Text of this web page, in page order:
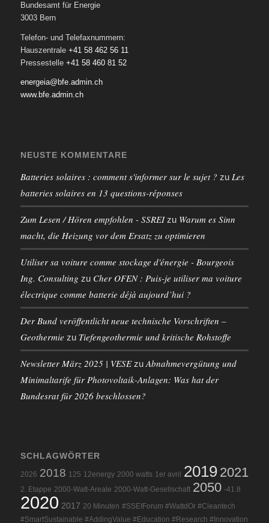
Bundesamt für Energie
3003 Bern
Telefon- und Telefaxnummern:
Hauszentrale +41 58 462 56 11
Pressestelle +41 58 460 81 52
energeia@bfe.admin.ch
www.bfe.admin.ch
NEUSTE KOMMENTARE
Batteries solaires : comment s'informer sur le sujet ? zu Les
batteries solaires en 13 questions-réponses
Zum Lesen / Hören empfohlen - SSREIzu Warum es Sinn
macht, die Heizung vor dem Ersatz zu optimieren
Utiliser sa voiture comme stockage d'énergie - Bourgeois
Ing. Consulting zu Cher OFEN : Puis-je utiliser ma voiture
électrique comme batterie déjà aujourd’hui ?
Der Bund veröffentlicht neue technische Vorschriften –
Geothermie zu Tiefengeothermie und kritische Rohstoffe
Newsletter März 2025 | VESEzu Abnahmevergütung und
Minimaltarife für Photovoltaik-Anlagen: Was hat der
Bundesrat für 2026 beschlossen?
SCHLAGWÖRTER
2026 2018 125 12energy 2000 watts 1er avril 2019 2021
2. Etappe 2000-Watt-Areale 2000-Watt-Gesellschaft 2050 -41.8
2020 2017 20 Minuten #SSEIForum #WattdOr #Cleantech
#SmartSustainable #AddingValue #Education #Research #Innovation